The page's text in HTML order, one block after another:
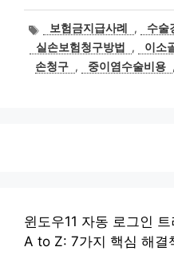
태
그
보험금지급사례 , 수술
실손보험청구방법
, 이소
손청구 , 중이염수술비용 ,
윈도우11 자동 로그인
A to Z: 7가지 핵심 해결